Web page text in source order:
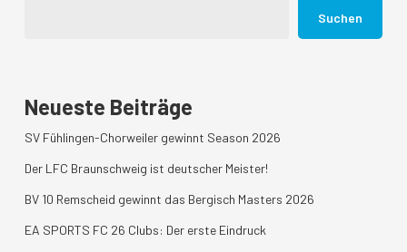
Suchen
Neueste Beiträge
SV Fühlingen-Chorweiler gewinnt Season 2026
Der LFC Braunschweig ist deutscher Meister!
BV 10 Remscheid gewinnt das Bergisch Masters 2026
EA SPORTS FC 26 Clubs: Der erste Eindruck